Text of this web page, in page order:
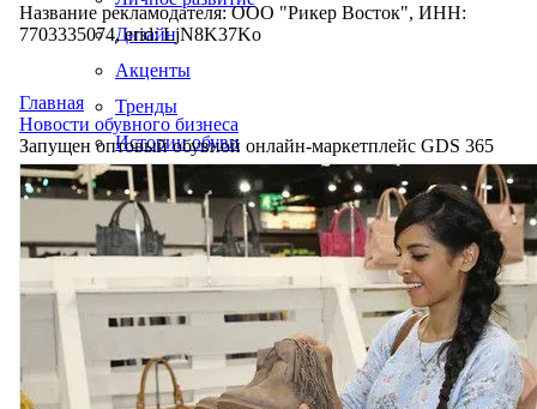
Дизайн
Акценты
Тренды
Истории обуви
Производство
Название рекламодателя: ООО "Рикер Восток", ИНН:
7703335074, erid: LjN8K37Ko
Главная
Новости обувного бизнеса
Запущен оптовый обувной онлайн-маркетплейс GDS 365